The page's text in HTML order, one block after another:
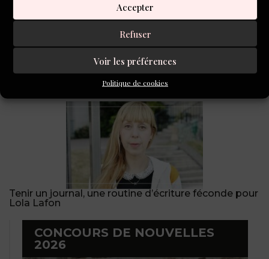
Accepter
Refuser
Voir les préférences
Politique de cookies
Au service des auteurs, le quotidien d’un agent
Tenir un journal, une routine d’écriture féconde pour
Lola Lafon
CONCOURS DE NOUVELLES
2026